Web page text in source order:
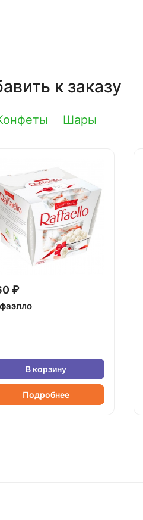
к заказу
Шары
₽
В корзину
Подробнее